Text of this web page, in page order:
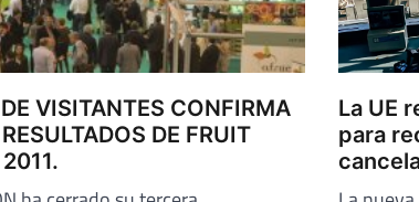
VISITANTES CONFIRMA
DE FRUIT
La UE
para